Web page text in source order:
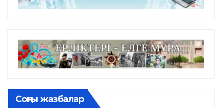
Соңғы жазбалар